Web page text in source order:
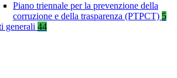
Piano triennale per la prevenzione della
corruzione e della trasparenza (PTPCT) 5
generali 44